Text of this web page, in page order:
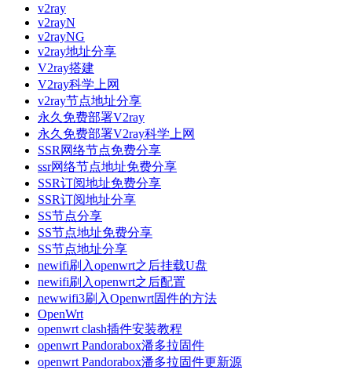
v2ray
v2rayN
v2rayNG
v2ray地址分享
V2ray搭建
V2ray科学上网
v2ray节点地址分享
永久免费部署V2ray
永久免费部署V2ray科学上网
SSR网络节点免费分享
ssr网络节点地址免费分享
SSR订阅地址免费分享
SSR订阅地址分享
SS节点分享
SS节点地址免费分享
SS节点地址分享
newifi刷入openwrt之后挂载U盘
newifi刷入openwrt之后配置
newwifi3刷入Openwrt固件的方法
OpenWrt
openwrt clash插件安装教程
openwrt Pandorabox潘多拉固件
openwrt Pandorabox潘多拉固件更新源